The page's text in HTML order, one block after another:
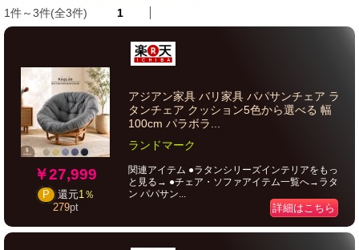
1件～3件(全3件) 1
￥27,999
P 還元1％
279pt
アジアン家具 バリ家具 パパサンチェア ラ
タンチェア クッション5色から選べる 幅
100cm パラボラ...
ランドマーク
関連アイテム ●ラタンシリーズインテリアをもっ
と見る→ ●チェア・ソファアイテム一覧へ→ラタ
ン パパサン...
詳細はこちら